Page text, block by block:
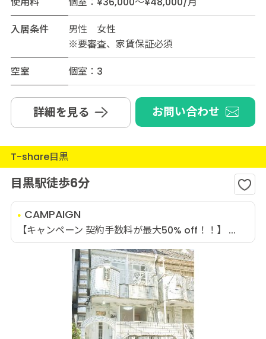
入居条件
男性 女性
※要審査、家賃保証必須
空室
個室：3
詳細を見る お問い合わせ
T-share目黒
目黒駅徒歩6分
CAMPAIGN
【キャンペーン 契約手数料が最大50% off！！】 ...